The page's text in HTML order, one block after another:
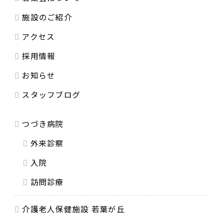
施設のご紹介
アクセス
採用情報
お知らせ
スタッフブログ
つづき病院
外来診察
入院
訪問診療
介護老人保健施設 若葉が丘